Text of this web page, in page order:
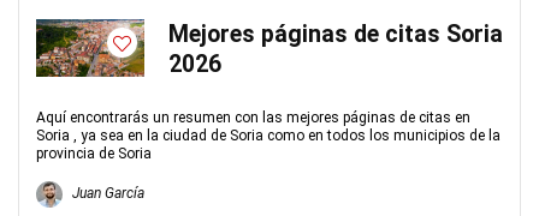
Mejores páginas de citas Soria
2026
Aquí encontrarás un resumen con las mejores páginas de citas en
Soria , ya sea en la ciudad de Soria como en todos los municipios de la
provincia de Soria
Juan García